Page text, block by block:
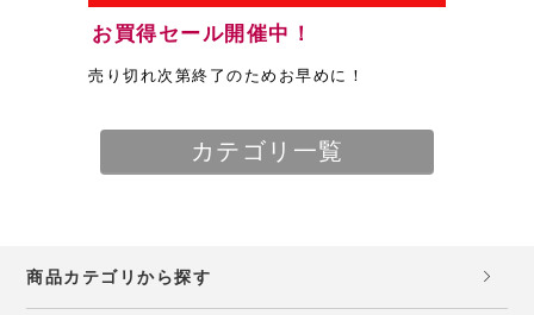
お買得セール開催中！
売り切れ次第終了のためお早めに！
カテゴリ一覧
商品カテゴリから探す